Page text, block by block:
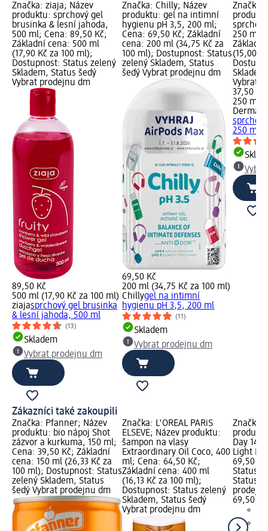
Značka: ziaja; Název
produktu: sprchový gel
brusinka & lesní jahoda,
500 ml; Cena: 89,50 Kč;
Základní cena: 500 ml
(17,90 Kč za 100 ml);
Dostupnost: Status zelený
Skladem, Status šedý
Vybrat prodejnu dm
89,50 Kč
500 ml (17,90 Kč za 100 ml)
ziajasprchový gel brusinka
& lesní jahoda, 500 ml
(13)
Skladem
Vybrat prodejnu dm
Značka: Chilly; Název
produktu: gel na intimní
hygienu pH 3,5, 200 ml;
Cena: 69,50 Kč; Základní
cena: 200 ml (34,75 Kč za
100 ml); Dostupnost: Status
zelený Skladem, Status
šedý Vybrat prodejnu dm
69,50 Kč
200 ml (34,75 Kč za 100 ml)
Chillygel na intimní
hygienu pH 3,5, 200 ml
(11)
Skladem
Vybrat prodejnu dm
Značka:
250 ml;
(15,00
Vybrat
37,50 Kč
250 ml
250 ml
Zákazníci také zakoupili
Značka: Pfanner; Název
produktu: bio nápoj Shot
zázvor a kurkuma, 150 ml;
Cena: 39,50 Kč; Základní
cena: 150 ml (26,33 Kč za
100 ml); Dostupnost: Status
zelený Skladem, Status
šedý Vybrat prodejnu dm
Značka: L'ORÉAL PARiS
ELSEVE; Název produktu:
šampon na vlasy
Extraordinary Oil Coco, 400
ml; Cena: 64,50 Kč;
Základní cena: 400 ml
(16,13 Kč za 100 ml);
Dostupnost: Status zelený
Skladem, Status šedý
Vybrat prodejnu dm
Značka:
Day 14h
Light
69,50
Status
Status
69,50 Kč